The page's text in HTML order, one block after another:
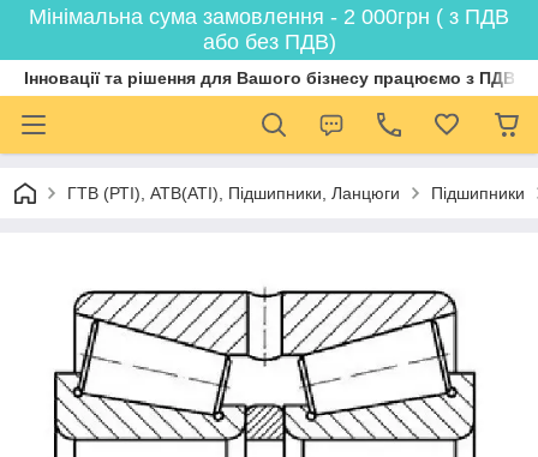
Мінімальна сума замовлення - 2 000грн ( з ПДВ
або без ПДВ)
Інновації та рішення для Вашого бізнесу працюємо з ПДВ
ГТВ (РТI), АТВ(АТI), Пiдшипники, Ланцюги Підшипники